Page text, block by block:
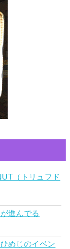
（トリュフド
進んでる
めじのイベン